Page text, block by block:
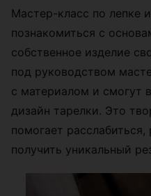
Мастер-класс по лепке
познакомиться с
собственное изделие
под руководством
с материалом и смогут
дизайн тарелки. Это
помогает
получить уникальный